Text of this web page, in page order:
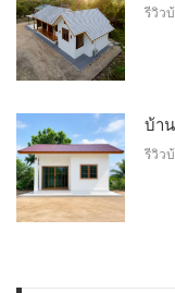
รีวิว
บ้า
รีวิว